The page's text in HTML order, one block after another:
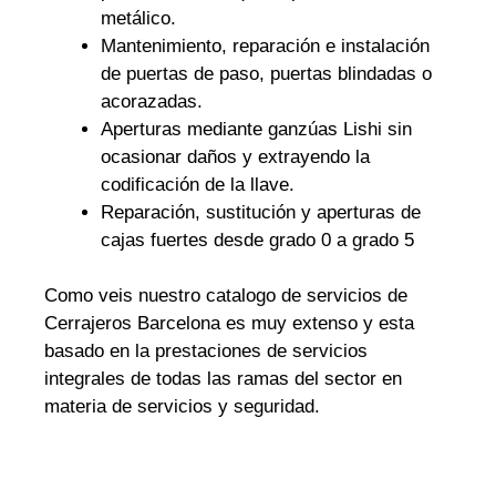
metálico.
Mantenimiento, reparación e instalación
de puertas de paso, puertas blindadas o
acorazadas.
Aperturas mediante ganzúas Lishi sin
ocasionar daños y extrayendo la
codificación de la llave.
Reparación, sustitución y aperturas de
cajas fuertes desde grado 0 a grado 5
Como veis nuestro catalogo de servicios de
Cerrajeros Barcelona es muy extenso y esta
basado en la prestaciones de servicios
integrales de todas las ramas del sector en
materia de servicios y seguridad.